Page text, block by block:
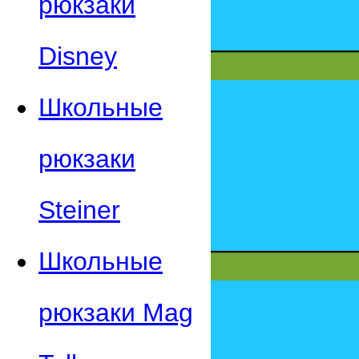
Disney
Школьные
рюкзаки
Steiner
Школьные
рюкзаки Mag